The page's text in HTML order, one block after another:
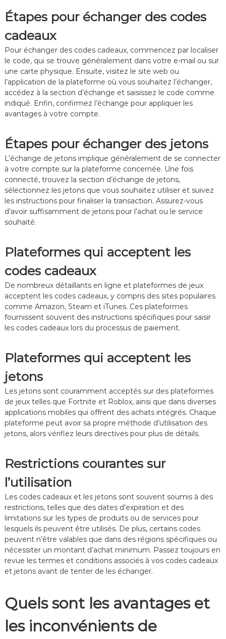
Étapes pour échanger des codes
cadeaux
Pour échanger des codes cadeaux, commencez par localiser
le code, qui se trouve généralement dans votre e-mail ou sur
une carte physique. Ensuite, visitez le site web ou
l’application de la plateforme où vous souhaitez l’échanger,
accédez à la section d’échange et saisissez le code comme
indiqué. Enfin, confirmez l’échange pour appliquer les
avantages à votre compte.
Étapes pour échanger des jetons
L’échange de jetons implique généralement de se connecter
à votre compte sur la plateforme concernée. Une fois
connecté, trouvez la section d’échange de jetons,
sélectionnez les jetons que vous souhaitez utiliser et suivez
les instructions pour finaliser la transaction. Assurez-vous
d’avoir suffisamment de jetons pour l’achat ou le service
souhaité.
Plateformes qui acceptent les
codes cadeaux
De nombreux détaillants en ligne et plateformes de jeux
acceptent les codes cadeaux, y compris des sites populaires
comme Amazon, Steam et iTunes. Ces plateformes
fournissent souvent des instructions spécifiques pour saisir
les codes cadeaux lors du processus de paiement.
Plateformes qui acceptent les
jetons
Les jetons sont couramment acceptés sur des plateformes
de jeux telles que Fortnite et Roblox, ainsi que dans diverses
applications mobiles qui offrent des achats intégrés. Chaque
plateforme peut avoir sa propre méthode d’utilisation des
jetons, alors vérifiez leurs directives pour plus de détails.
Restrictions courantes sur
l’utilisation
Les codes cadeaux et les jetons sont souvent soumis à des
restrictions, telles que des dates d’expiration et des
limitations sur les types de produits ou de services pour
lesquels ils peuvent être utilisés. De plus, certains codes
peuvent n’être valables que dans des régions spécifiques ou
nécessiter un montant d’achat minimum. Passez toujours en
revue les termes et conditions associés à vos codes cadeaux
et jetons avant de tenter de les échanger.
Quels sont les avantages et
les inconvénients de